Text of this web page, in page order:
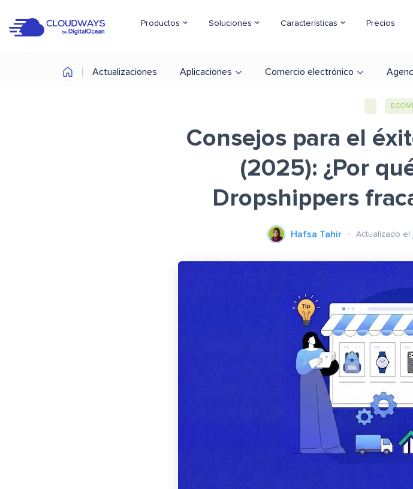
Productos Soluciones Características Precios
Actualizaciones Aplicaciones Comercio electrónico
Consejos para el
(2025): ¿Por
Dropshippers
Hafsa Tahir Actualizado el